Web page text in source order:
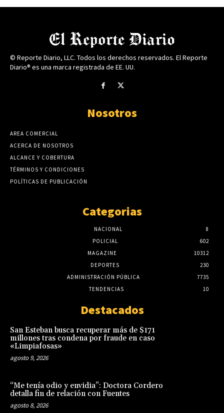
© Reporte Diario, LLC. Todos los derechos reservados. El Reporte
Diario® es una marca registrada de EE. UU.
Nosotros
AREA COMERCIAL
ACERCA DE NOSOTROS
ALCANCE Y COBERTURA
TÉRMINOS Y CONDICIONES
POLÍTICAS DE PUBLICACIÓN
Categorias
NACIONAL
8
POLICIAL
602
MAGAZINE
10312
DEPORTES
230
ADMINISTRACIÓN PÚBLICA
7735
TENDENCIAS
10
Destacados
San Esteban busca recuperar más de $171
millones tras condena por fraude en caso
«Limpiafosas»
agosto 9, 2026
“Me tenía odio y envidia”: Doctora Cordero
detalla fin de relación con Fuentes
agosto 8, 2026